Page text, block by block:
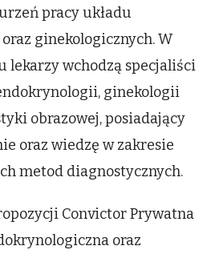
pracy układu
ginekologicznych. W
lekarzy wchodzą specjaliści
ginekologii
obrazowej, posiadający
oraz wiedzę w zakresie
metod diagnostycznych.
Convictor Prywatna
oraz